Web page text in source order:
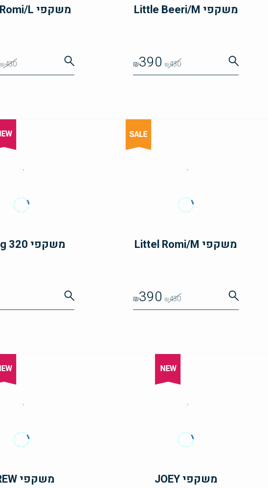
משקפי Little Beeri/M
₪430
₪390
משקפי Littel Romi/L
₪430
משקפי Littel Romi/M
₪430
₪390
משקפי swing 320
משקפי JOEY משקפי CREW